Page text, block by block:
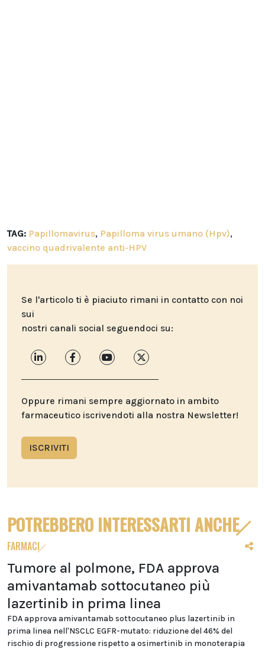
TAG: Papillomavirus, Papilloma virus umano (Hpv),
vaccino quadrivalente anti-HPV
Se l'articolo ti è piaciuto rimani in contatto con noi
sui
nostri canali social seguendoci su:
Oppure rimani sempre aggiornato in ambito
farmaceutico iscrivendoti alla nostra Newsletter!
ISCRIVITI
POTREBBERO INTERESSARTI ANCHE
FARMACI
Tumore al polmone, FDA approva
amivantamab sottocutaneo più
lazertinib in prima linea
FDA approva amivantamab sottocutaneo plus lazertinib in
prima linea nell'NSCLC EGFR-mutato: riduzione del 46% del
rischio di progressione rispetto a osimertinib in monoterapia